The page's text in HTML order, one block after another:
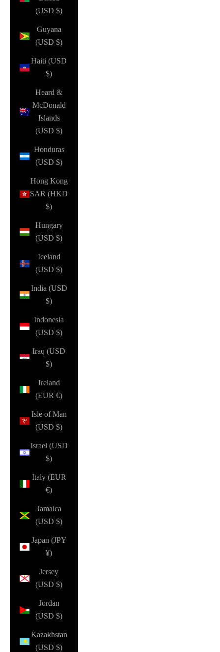
(USD $)
Guyana
(USD $)
Haiti (USD
$)
Heard &
McDonald
Islands
(USD $)
Honduras
(USD $)
Hong Kong
SAR (HKD
$)
Hungary
(USD $)
Iceland
(USD $)
India (USD
$)
Indonesia
(USD $)
Iraq (USD
$)
Ireland
(EUR €)
Isle of Man
(USD $)
Israel (USD
$)
Italy (EUR
€)
Jamaica
(USD $)
Japan (JPY
¥)
Jersey
(USD $)
Jordan
(USD $)
Kazakhstan
(USD $)